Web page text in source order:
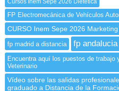
Cursos Inem Sepe 2026 Dietética
FP Electromecánica de Vehículos
CURSO Inem Sepe 2026
fp madrid a distancia fp
Encuentra aquí los puestos de trabajo
Veterinario
Vídeo sobre las salidas
graduado a Distancia de la